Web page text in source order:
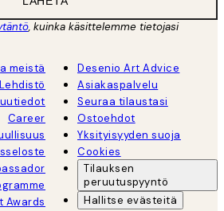
, kuinka käsittelemme tietojasi
meistä
Lehdistö
Career
Awards
Desenio Art Advice
Asiakaspalvelu
Seuraa tilaustasi
Ostoehdot
Yksityisyyden suoja
Cookies
Tilauksen
peruutuspyyntö
Hallitse evästeitä